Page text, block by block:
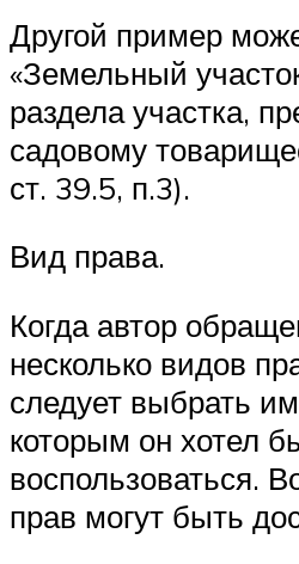
Другой пример
«Земельный
раздела участка,
садовому
ст. 39.5, п.3).
Вид права.
Когда автор
несколько видов
следует выбрать
которым он хотел
воспользоваться.
прав могут быть